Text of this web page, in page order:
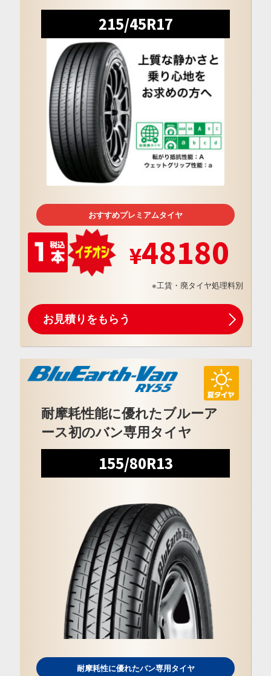
215/45R17
おすすめプレミアムタイヤ
48180
※工賃・廃タイヤ処理料別
お見積りをもらう
耐摩耗性能に優れたブルーア
ース初のバン専用タイヤ
155/80R13
耐摩耗性に優れたバン専用タイヤ